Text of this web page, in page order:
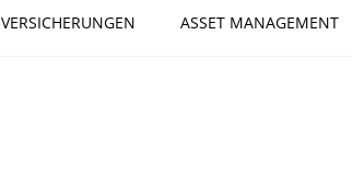
VERSICHERUNGEN ASSET MANAGEMENT